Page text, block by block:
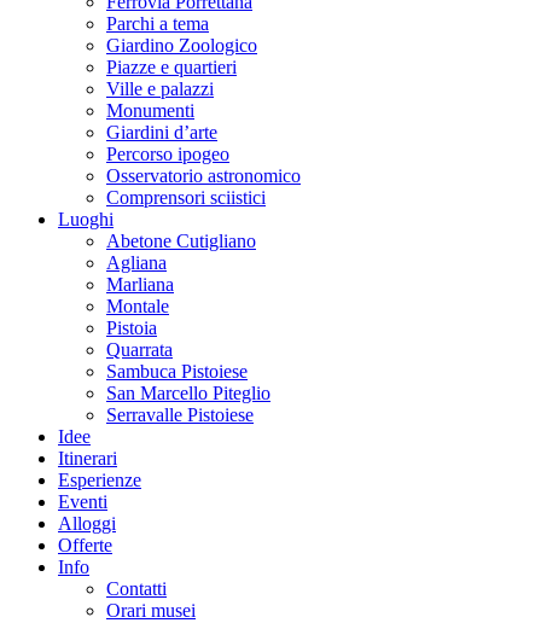
Parchi a tema
Giardino Zoologico
Piazze e quartieri
Ville e palazzi
Monumenti
Giardini d’arte
Percorso ipogeo
Osservatorio astronomico
Comprensori sciistici
Luoghi
Abetone Cutigliano
Agliana
Marliana
Montale
Pistoia
Quarrata
Sambuca Pistoiese
San Marcello Piteglio
Serravalle Pistoiese
Idee
Itinerari
Esperienze
Eventi
Alloggi
Offerte
Info
Contatti
Orari musei